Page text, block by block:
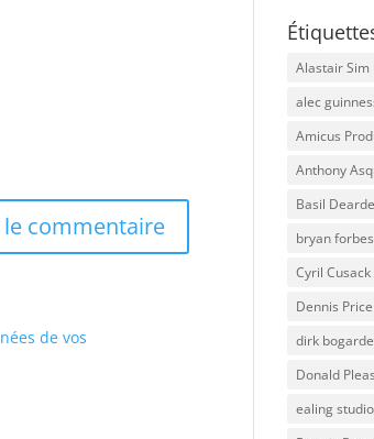
de vos
Alastair Sim
alec
Amicus
Anthony
Basil
bryan forbes
Cyril Cusack
Dennis Price
dirk bogarde
Donald
ealing